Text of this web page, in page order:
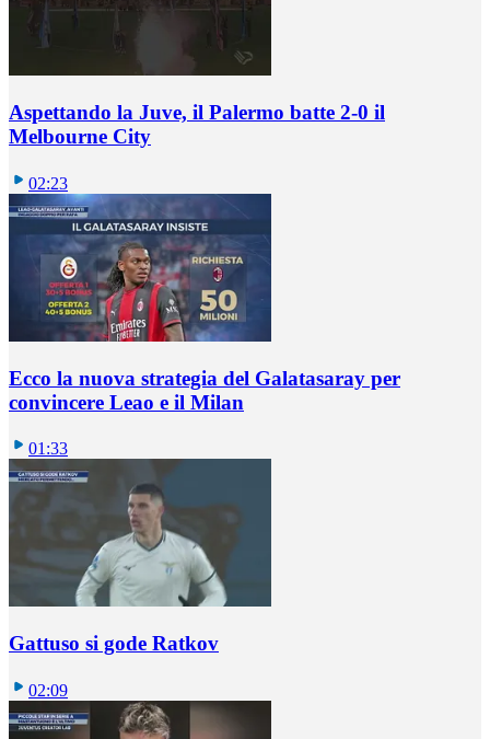
Aspettando la Juve, il Palermo batte 2-0 il
Melbourne City
02:23
Ecco la nuova strategia del Galatasaray per
convincere Leao e il Milan
01:33
Gattuso si gode Ratkov
02:09